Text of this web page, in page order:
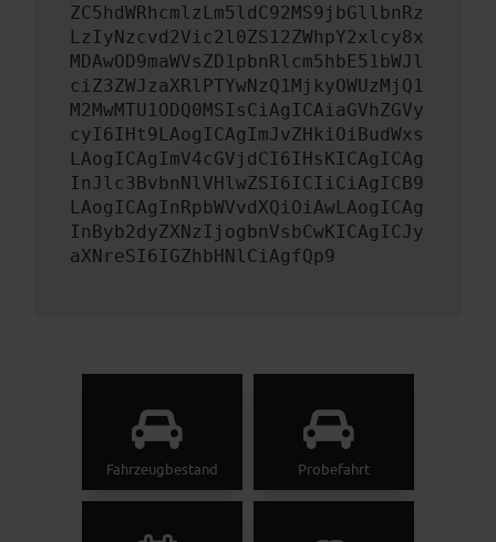
ZC5hdWRhcmlzLm5ldC92MS9jbGllbnRz
LzIyNzcvd2Vic2l0ZS12ZWhpY2xlcy8x
MDAwOD9maWVsZD1pbnRlcm5hbE51bWJl
ciZ3ZWJzaXRlPTYwNzQ1MjkyOWUzMjQ1
M2MwMTU1ODQ0MSIsCiAgICAiaGVhZGVy
cyI6IHt9LAogICAgImJvZHkiOiBudWxs
LAogICAgImV4cGVjdCI6IHsKICAgICAg
InJlc3BvbnNlVHlwZSI6ICIiCiAgICB9
LAogICAgInRpbWVvdXQiOiAwLAogICAg
InByb2dyZXNzIjogbnVsbCwKICAgICJy
aXNreSI6IGZhbHNlCiAgfQp9
Fahrzeugbestand Probefahrt